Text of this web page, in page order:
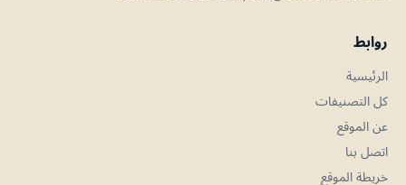
روابط
الرئيسية
كل التصنيفات
عن الموقع
اتصل بنا
خريطة الموقع